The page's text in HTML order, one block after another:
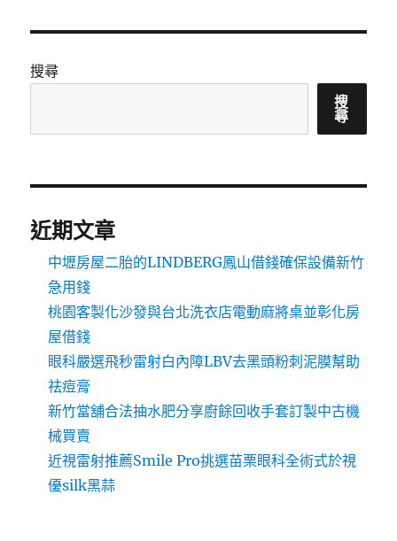
搜尋
搜
尋
近期文章
中壢房屋二胎的LINDBERG鳳山借錢確保設備新竹
急用錢
桃園客製化沙發與台北洗衣店電動麻將桌並彰化房
屋借錢
眼科嚴選飛秒雷射白內障LBV去黑頭粉刺泥膜幫助
祛痘膏
新竹當舖合法抽水肥分享廚餘回收手套訂製中古機
械買賣
近視雷射推薦Smile Pro挑選苗栗眼科全術式於視
優silk黑蒜